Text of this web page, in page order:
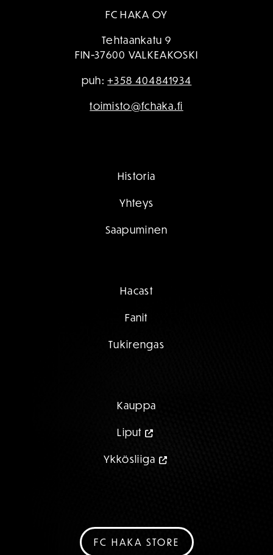
FC HAKA OY
Tehtaankatu 9
FIN-37600 VALKEAKOSKI
puh:+358 404841934
toimisto@fchaka.fi
Historia
Yhteys
Saapuminen
Hacast
Fanit
Tukirengas
Kauppa
Liput
Ykkösliiga
FC HAKA STORE